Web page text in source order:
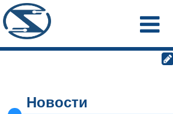
Новости